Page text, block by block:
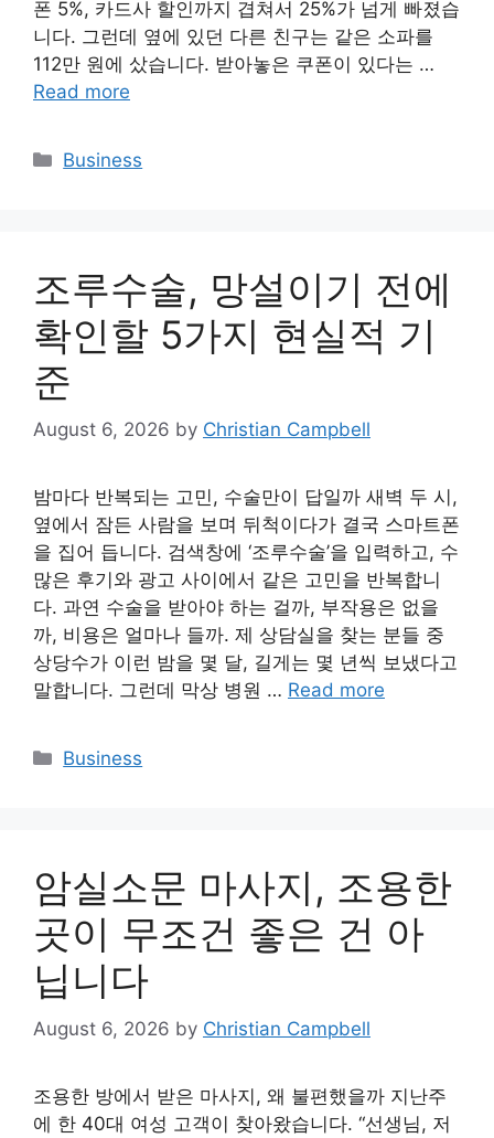
폰 5%, 카드사 할인까지 겹쳐서 25%가 넘게 빠졌습
니다. 그런데 옆에 있던 다른 친구는 같은 소파를
112만 원에 샀습니다. 받아놓은 쿠폰이 있다는 …
Read more
Categories
Business
조루수술, 망설이기 전에
확인할 5가지 현실적 기
준
August 6, 2026 by Christian Campbell
밤마다 반복되는 고민, 수술만이 답일까 새벽 두 시,
옆에서 잠든 사람을 보며 뒤척이다가 결국 스마트폰
을 집어 듭니다. 검색창에 ‘조루수술’을 입력하고, 수
많은 후기와 광고 사이에서 같은 고민을 반복합니
다. 과연 수술을 받아야 하는 걸까, 부작용은 없을
까, 비용은 얼마나 들까. 제 상담실을 찾는 분들 중
상당수가 이런 밤을 몇 달, 길게는 몇 년씩 보냈다고
말합니다. 그런데 막상 병원 … Read more
Categories
Business
암실소문 마사지, 조용한
곳이 무조건 좋은 건 아
닙니다
August 6, 2026 by Christian Campbell
조용한 방에서 받은 마사지, 왜 불편했을까 지난주
에 한 40대 여성 고객이 찾아왔습니다. “선생님, 저